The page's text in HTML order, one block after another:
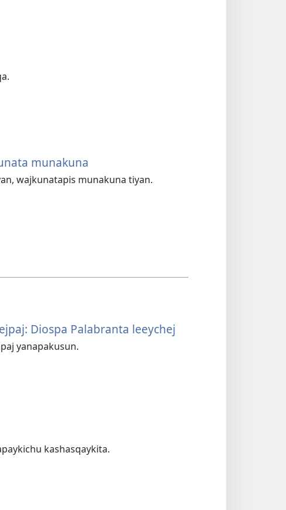
munakuna
wajkunatapis munakuna tiyan.
Diospa Palabranta leeychej
yanapakusun.
kashasqaykita.